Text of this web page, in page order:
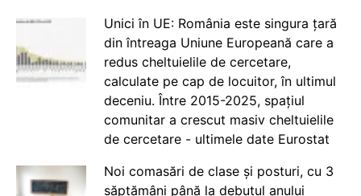
Unici în UE: România este singura țară
din întreaga Uniune Europeană care a
redus cheltuielile de cercetare,
calculate pe cap de locuitor, în ultimul
deceniu. Între 2015-2025, spațiul
comunitar a crescut masiv cheltuielile
de cercetare - ultimele date Eurostat
Noi comasări de clase și posturi, cu 3
săptămâni până la debutul anului